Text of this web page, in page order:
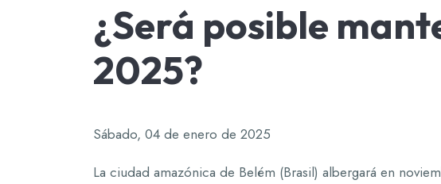
¿Será posible
2025?
Sábado, 04 de enero de 2025
La ciudad amazónica de Belém (Brasil) albergará en